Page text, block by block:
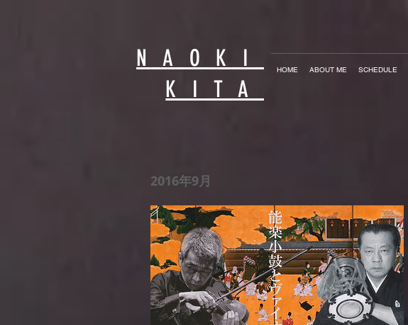
NAOKI
KITA
HOME ABOUT ME SCHEDULE
2016年9月